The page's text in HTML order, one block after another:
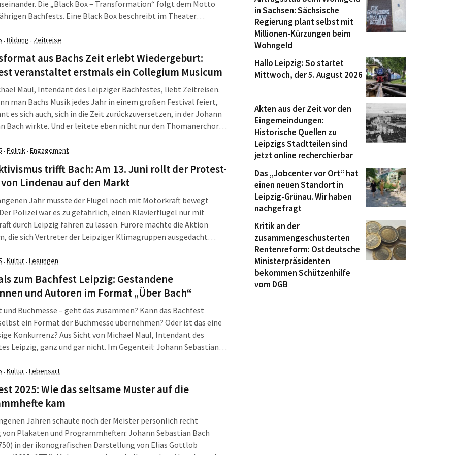
Die „Black Box – Transformation“ folgt dem Motto
Bachfests. Eine Black Box beschreibt im Theater
Wänden. Es ist die Einfachheit […]
· Bildung · Zeitreise
aus Bachs Zeit erlebt Wiedergeburt:
veranstaltet erstmals ein Collegium Musicum
Maul, Intendant des Leipziger Bachfestes, liebt Zeitreisen.
man Bachs Musik jedes Jahr in einem großen Festival feiert,
es sich auch, sich in die Zeit zurückzuversetzen, in der Johann
Bach wirkte. Und er leitete eben nicht nur den Thomanerchor
· Politik· Engagement
trifft Bach: Am 13. Juni rollt der Protest-
Lindenau auf den Markt
Jahr musste der Flügel noch mit Motorkraft bewegt
Polizei war es zu gefährlich, einen Klavierflügel nur mit
durch Leipzig fahren zu lassen. Furore machte die Aktion
die sich Vertreter der Leipziger Klimagruppen ausgedacht
Intendant Michael Maul […]
· Kultur· Lesungen
zum Bachfest Leipzig: Gestandene
und Autoren im Format „Über Bach“
und Buchmesse – geht das zusammen? Kann das Bachfest
ein Format der Buchmesse übernehmen? Oder ist das eine
Konkurrenz? Aus Sicht von Michael Maul, Intendant des
Leipzig, ganz und gar nicht. Im Gegenteil: Johann Sebastian
und Autoren. Und genau […]
· Kultur· Lebensart
2025: Wie das seltsame Muster auf die
kam
Jahren schaute noch der Meister persönlich recht
Plakaten und Programmheften: Johann Sebastian Bach
in der ikonografischen Darstellung von Elias Gottlob
in Sachsen: Sächsische
Regierung plant selbst mit
Millionen-Kürzungen beim
Wohngeld
Hallo Leipzig: So startet
Mittwoch, der 5. August 2026
Akten aus der Zeit vor den
Eingemeindungen:
Historische Quellen zu
Leipzigs Stadtteilen sind
jetzt online recherchierbar
Das „Jobcenter vor Ort“ hat
einen neuen Standort in
Leipzig-Grünau. Wir haben
nachgefragt
Kritik an der
zusammengeschusterten
Rentenreform: Ostdeutsche
Ministerpräsidenten
bekommen Schützenhilfe
vom DGB